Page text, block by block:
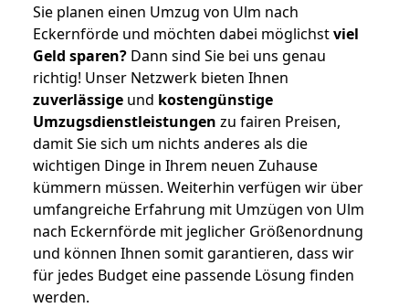
Sie planen einen Umzug von Ulm nach
Eckernförde und möchten dabei möglichstviel
Geld sparen? Dann sind Sie bei uns genau
richtig! Unser Netzwerk bieten Ihnen
zuverlässige und kostengünstige
Umzugsdienstleistungen zu fairen Preisen,
damit Sie sich um nichts anderes als die
wichtigen Dinge in Ihrem neuen Zuhause
kümmern müssen. Weiterhin verfügen wir über
umfangreiche Erfahrung mit Umzügen von Ulm
nach Eckernförde mit jeglicher Größenordnung
und können Ihnen somit garantieren, dass wir
für jedes Budget eine passende Lösung finden
werden.